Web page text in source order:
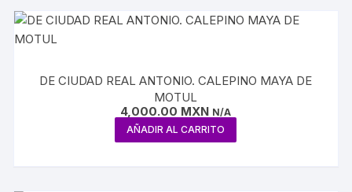
DE CIUDAD REAL ANTONIO. CALEPINO MAYA DE
MOTUL
4,000.00 MXN N/A
AÑADIR AL CARRITO